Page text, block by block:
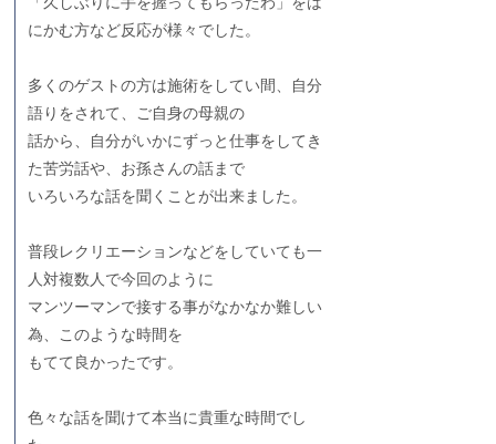
にかむ方など反応が様々でした。
多くのゲストの方は施術をしてい間、自分
語りをされて、ご自身の母親の
話から、自分がいかにずっと仕事をしてき
た苦労話や、お孫さんの話まで
いろいろな話を聞くことが出来ました。
普段レクリエーションなどをしていても一
人対複数人で今回のように
マンツーマンで接する事がなかなか難しい
為、このような時間を
もてて良かったです。
色々な話を聞けて本当に貴重な時間でし